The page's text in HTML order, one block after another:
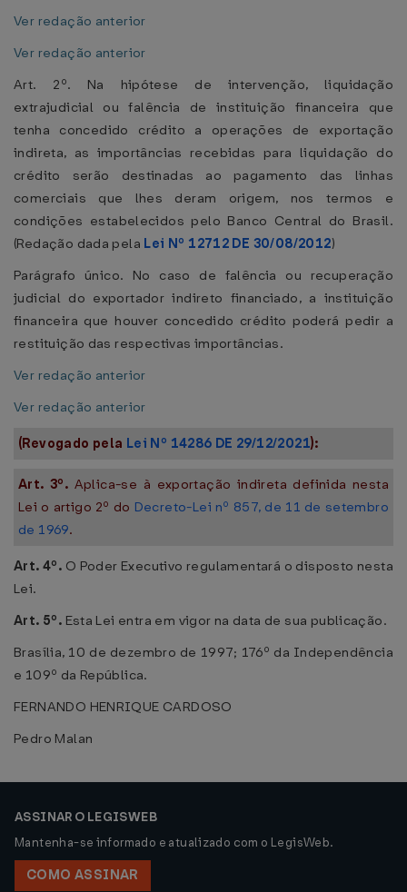
Ver redação anterior
Ver redação anterior
Art. 2º. Na hipótese de intervenção, liquidação
extrajudicial ou falência de instituição financeira que
tenha concedido crédito a operações de exportação
indireta, as importâncias recebidas para liquidação do
crédito serão destinadas ao pagamento das linhas
comerciais que lhes deram origem, nos termos e
condições estabelecidos pelo Banco Central do Brasil.
(Redação dada pela Lei Nº 12712 DE 30/08/2012)
Parágrafo único. No caso de falência ou recuperação
judicial do exportador indireto financiado, a instituição
financeira que houver concedido crédito poderá pedir a
restituição das respectivas importâncias.
Ver redação anterior
Ver redação anterior
(Revogado pela Lei Nº 14286 DE 29/12/2021):
Art. 3º. Aplica-se à exportação indireta definida nesta
Lei o artigo 2º do Decreto-Lei nº 857, de 11 de setembro
de 1969.
Art. 4º. O Poder Executivo regulamentará o disposto nesta
Lei.
Art. 5º. Esta Lei entra em vigor na data de sua publicação.
Brasília, 10 de dezembro de 1997; 176º da Independência
e 109º da República.
FERNANDO HENRIQUE CARDOSO
Pedro Malan
ASSINAR O LEGISWEB
Mantenha-se informado e atualizado com o LegisWeb.
COMO ASSINAR